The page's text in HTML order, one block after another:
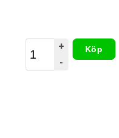
+
-
Köp